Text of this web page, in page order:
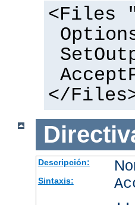
<Files
</
Descripción:
Sintaxis: